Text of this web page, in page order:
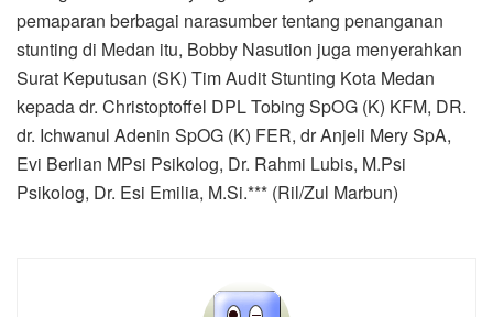
pemaparan berbagai narasumber tentang penanganan
stunting di Medan itu, Bobby Nasution juga menyerahkan
Surat Keputusan (SK) Tim Audit Stunting Kota Medan
kepada dr. Christoptoffel DPL Tobing SpOG (K) KFM, DR.
dr. Ichwanul Adenin SpOG (K) FER, dr Anjeli Mery SpA,
Evi Berlian MPsi Psikolog, Dr. Rahmi Lubis, M.Psi
Psikolog, Dr. Esi Emilia, M.Si.*** (Ril/Zul Marbun)